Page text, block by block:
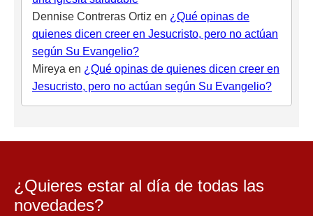
Dennise Contreras Ortiz en ¿Qué opinas de
quienes dicen creer en Jesucristo, pero no actúan
según Su Evangelio?
Mireya en ¿Qué opinas de quienes dicen creer en
Jesucristo, pero no actúan según Su Evangelio?
¿Quieres estar al día de todas las
novedades?